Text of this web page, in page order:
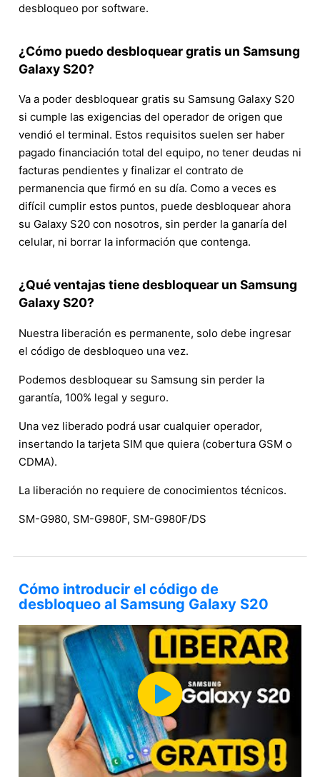
desbloqueo por software.
¿Cómo puedo desbloquear gratis un Samsung
Galaxy S20?
Va a poder desbloquear gratis su Samsung Galaxy S20
si cumple las exigencias del operador de origen que
vendió el terminal. Estos requisitos suelen ser haber
pagado financiación total del equipo, no tener deudas ni
facturas pendientes y finalizar el contrato de
permanencia que firmó en su día. Como a veces es
difícil cumplir estos puntos, puede desbloquear ahora
su Galaxy S20 con nosotros, sin perder la ganaría del
celular, ni borrar la información que contenga.
¿Qué ventajas tiene desbloquear un Samsung
Galaxy S20?
Nuestra liberación es permanente, solo debe ingresar
el código de desbloqueo una vez.
Podemos desbloquear su Samsung sin perder la
garantía, 100% legal y seguro.
Una vez liberado podrá usar cualquier operador,
insertando la tarjeta SIM que quiera (cobertura GSM o
CDMA).
La liberación no requiere de conocimientos técnicos.
SM-G980, SM-G980F, SM-G980F/DS
Cómo introducir el código de
desbloqueo al Samsung Galaxy S20